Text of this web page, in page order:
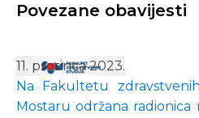
Povezane obavijesti
11. prosinca 2023.
Na Fakultetu
Mostaru održana radionica